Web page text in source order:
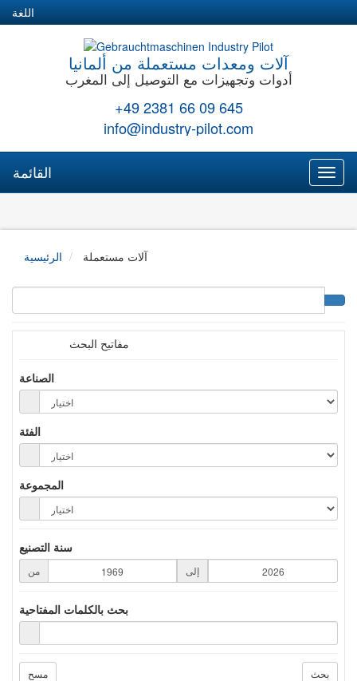
اللغة
آلات ومعدات مستعملة من ألمانيا
أدوات وتجهيزات مع التوصيل إلى المغرب
+49 2381 66 09 645
info@industry-pilot.com
القائمة
الرئيسية آلات مستعملة
مفاتيح البحث
الصناعة
الفئة
المجموعة
سنة التصنيع
من إلى
بحث بالكلمات المفتاحية
مسح بحث